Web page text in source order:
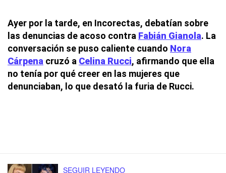
Ayer por la tarde, en Incorectas, debatían sobre
las denuncias de acoso contra Fabián Gianola. La
conversación se puso caliente cuando Nora
Cárpena cruzó a Celina Rucci, afirmando que ella
no tenía por qué creer en las mujeres que
denunciaban, lo que desató la furia de Rucci.
SEGUIR LEYENDO